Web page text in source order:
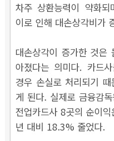
차주 상환능력이 약화
이로 인해 대손상각비가
대손상각이 증가한 것은
아졌다는 의미다. 카드
경우 손실로 처리되기
게 된다. 실제로 금융감
전업카드사 8곳의 순이
년 대비 18.3% 줄었다.